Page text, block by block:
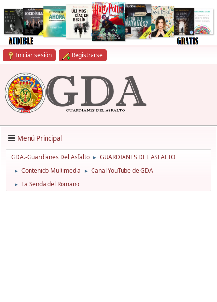
Iniciar sesión Registrarse
Menú Principal
GDA.-Guardianes Del Asfalto ► GUARDIANES DEL ASFALTO
► Contenido Multimedia ► Canal YouTube de GDA
► La Senda del Romano